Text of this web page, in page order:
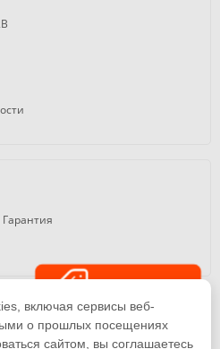
включая сервисы веб-
о прошлых посещениях
сайтом, вы соглашаетесь